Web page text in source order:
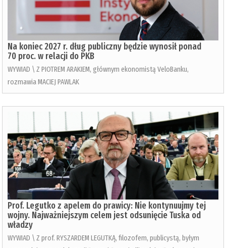
Na koniec 2027 r. dług publiczny będzie wynosił ponad
70 proc. w relacji do PKB
WYWIAD \ Z PIOTREM ARAKIEM, głównym ekonomistą VeloBanku,
rozmawia MACIEJ PAWLAK
Prof. Legutko z apelem do prawicy: Nie kontynuujmy tej
wojny. Najważniejszym celem jest odsunięcie Tuska od
władzy
WYWIAD \ Z prof. RYSZARDEM LEGUTKĄ, filozofem, publicystą, byłym